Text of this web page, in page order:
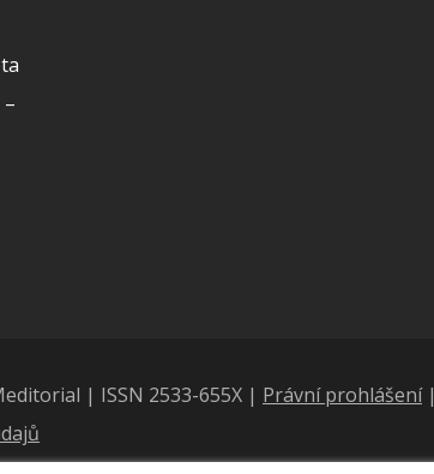
| ISSN 2533-655X | Právní prohlášení|